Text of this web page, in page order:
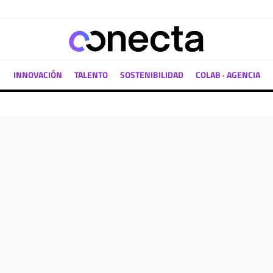
INNOVACIÓN TALENTO SOSTENIBILIDAD COLAB · AGENCIA